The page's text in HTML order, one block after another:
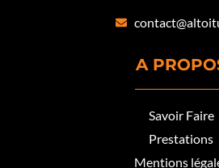
A
Savoir Faire
Prestations
Mentions